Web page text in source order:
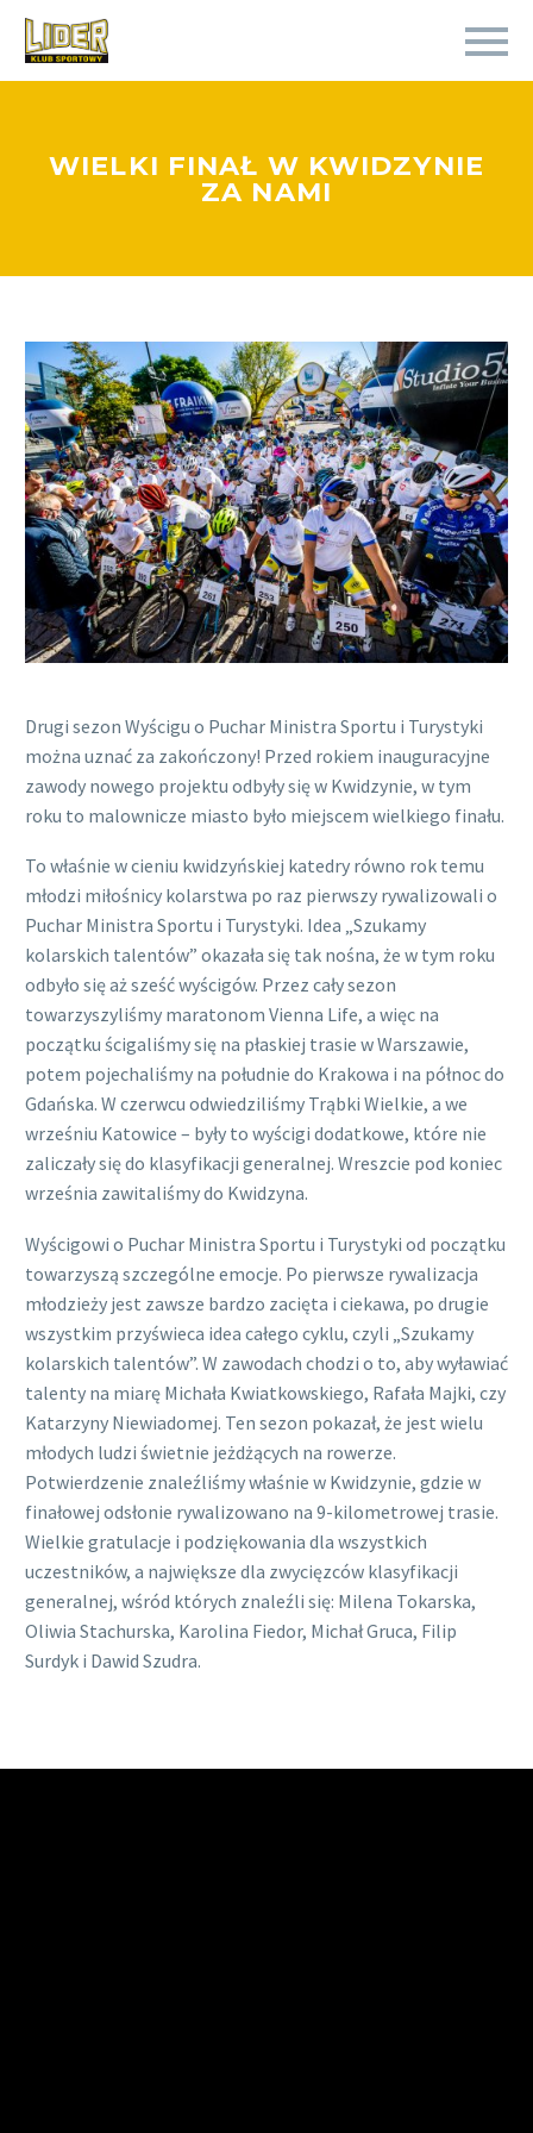
WIELKI FINAŁ W KWIDZYNIE
ZA NAMI
Drugi sezon Wyścigu o Puchar Ministra Sportu i Turystyki
można uznać za zakończony! Przed rokiem inauguracyjne
zawody nowego projektu odbyły się w Kwidzynie, w tym
roku to malownicze miasto było miejscem wielkiego finału.
To właśnie w cieniu kwidzyńskiej katedry równo rok temu
młodzi miłośnicy kolarstwa po raz pierwszy rywalizowali o
Puchar Ministra Sportu i Turystyki. Idea „Szukamy
kolarskich talentów” okazała się tak nośna, że w tym roku
odbyło się aż sześć wyścigów. Przez cały sezon
towarzyszyliśmy maratonom Vienna Life, a więc na
początku ścigaliśmy się na płaskiej trasie w Warszawie,
potem pojechaliśmy na południe do Krakowa i na północ do
Gdańska. W czerwcu odwiedziliśmy Trąbki Wielkie, a we
wrześniu Katowice – były to wyścigi dodatkowe, które nie
zaliczały się do klasyfikacji generalnej. Wreszcie pod koniec
września zawitaliśmy do Kwidzyna.
Wyścigowi o Puchar Ministra Sportu i Turystyki od początku
towarzyszą szczególne emocje. Po pierwsze rywalizacja
młodzieży jest zawsze bardzo zacięta i ciekawa, po drugie
wszystkim przyświeca idea całego cyklu, czyli „Szukamy
kolarskich talentów”. W zawodach chodzi o to, aby wyławiać
talenty na miarę Michała Kwiatkowskiego, Rafała Majki, czy
Katarzyny Niewiadomej. Ten sezon pokazał, że jest wielu
młodych ludzi świetnie jeżdżących na rowerze.
Potwierdzenie znaleźliśmy właśnie w Kwidzynie, gdzie w
finałowej odsłonie rywalizowano na 9-kilometrowej trasie.
Wielkie gratulacje i podziękowania dla wszystkich
uczestników, a największe dla zwycięzców klasyfikacji
generalnej, wśród których znaleźli się: Milena Tokarska,
Oliwia Stachurska, Karolina Fiedor, Michał Gruca, Filip
Surdyk i Dawid Szudra.